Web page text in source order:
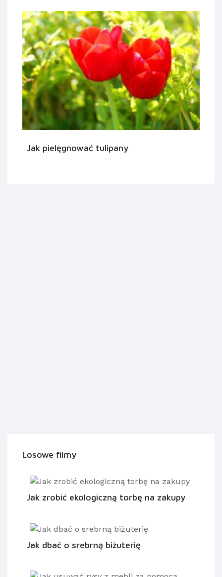
Jak pielęgnować tulipany
Losowe filmy
Jak zrobić ekologiczną torbę na zakupy
Jak dbać o srebrną biżuterię